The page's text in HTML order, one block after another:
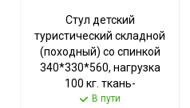
Стул детский
туристический складной
(походный) со спинкой
340*330*560, нагрузка
100 кг. ткань-
водотталкивающая
В пути